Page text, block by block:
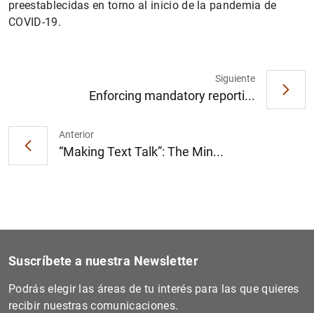
preestablecidas en torno al inicio de la pandemia de
COVID-19.
Anterior
“Making Text Talk”: The Min...
Siguiente
Enforcing mandatory reporti...
1 2
Suscríbete a nuestra Newsletter
Podrás elegir las áreas de tu interés para las que quieres
recibir nuestras comunicaciones.